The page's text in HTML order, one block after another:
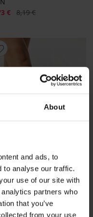
About
and ads, to
to analyse our traffic.
use of our site with
partners who
that you’ve
from your use
€ Prvobitna cijena
8,19 €
dokoljenki Plus Size